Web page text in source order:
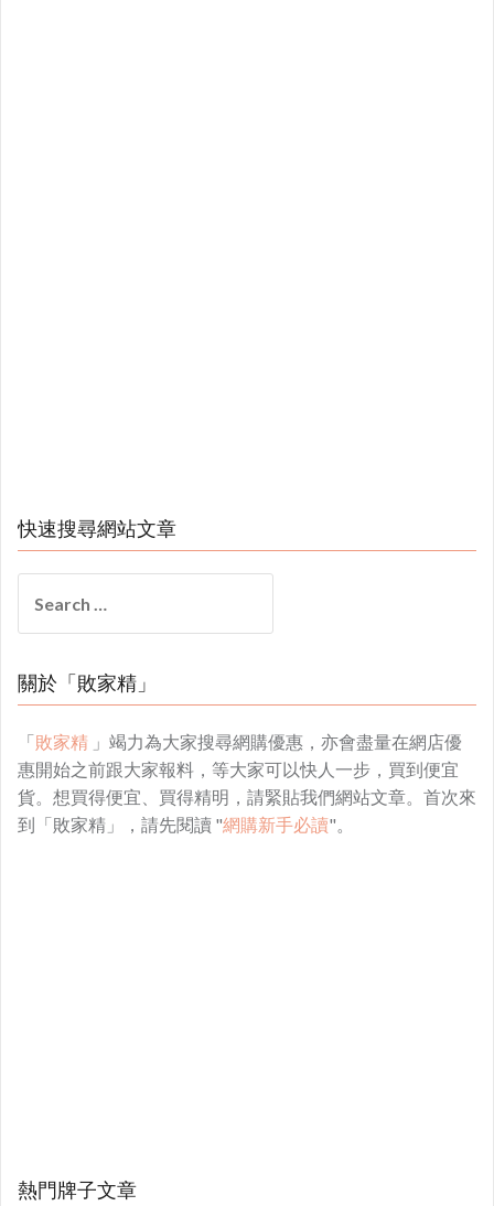
快速搜尋網站文章
for:
關於「敗家精」
「敗家精 」竭力為大家搜尋網購優惠，亦會盡量在網店優
惠開始之前跟大家報料，等大家可以快人一步，買到便宜
貨。想買得便宜、買得精明，請緊貼我們網站文章。首次來
到「敗家精」，請先閱讀 "網購新手必讀"。
熱門牌子文章